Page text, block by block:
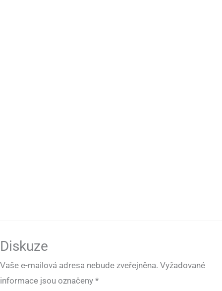
Diskuze
Vaše e-mailová adresa nebude zveřejněna. Vyžadované
informace jsou označeny *